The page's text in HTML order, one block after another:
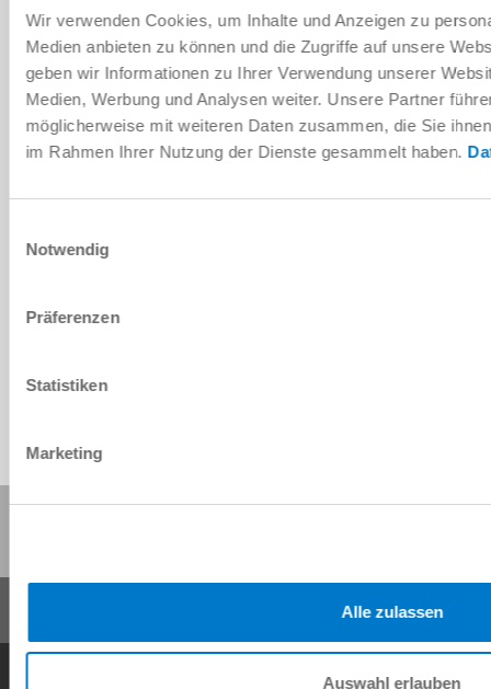
Wir verwenden Cookies, um Inhalte und Anzeigen zu
Medien anbieten zu können und die Zugriffe auf unsere
geben wir Informationen zu Ihrer Verwendung unserer
Medien, Werbung und Analysen weiter. Unsere Partner
möglicherweise mit weiteren Daten zusammen, die Sie
im Rahmen Ihrer Nutzung der Dienste gesammelt haben.
Notwendig
Präferenzen
Statistiken
Marketing
Alle zulassen
Auswahl erlauben
Manual para el montaje e
instrucciones de servicio
Descargar
Compartir esta página: